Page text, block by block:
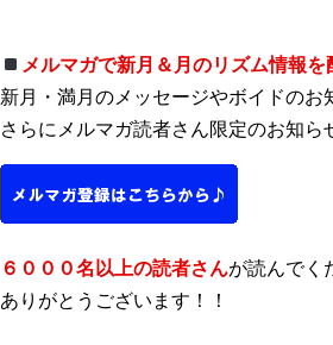
メルマガで新月＆月のリズム情報を
新月・満月のメッセージやボイドのお
さらにメルマガ読者さん限定のお知ら
６０００名以上の読者さんが読んでく
ありがとうございます！！